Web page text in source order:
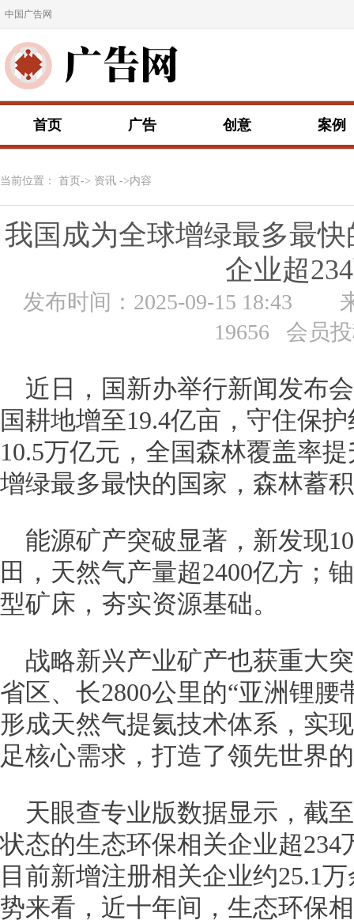
中国广告网
首页 广告 创意 案例
当前位置： 首页 -> 资讯 ->内容
我国成为全球增绿最多最
企业超
发布时间：2025-09-15 18:43
19656 会员
近日，国新办举行新闻发布
国耕地增至19.4亿亩，守住保
10.5万亿元，全国森林覆盖率
增绿最多最快的国家，森林蓄
能源矿产突破显著，新发现
田，天然气产量超2400亿方；
型矿床，夯实资源基础。
战略新兴产业矿产也获重大
省区、长2800公里的“亚洲锂
形成天然气提氦技术体系，实
足核心需求，打造了领先世界
天眼查专业版数据显示，截
状态的生态环保相关企业超234
目前新增注册相关企业约25.1
势来看，近十年间，生态环保